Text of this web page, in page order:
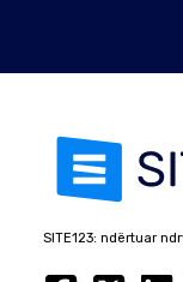
SITE123: ndërtuar